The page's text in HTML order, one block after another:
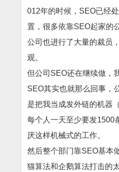
012年的时候，SEO已经
置，很多依靠SEO起家的
公司也进行了大量的裁员
观。
但公司SEO还在继续做，
SEO其实也就那么回事，
是把我当成发外链的机器
每个人一天至少要发1500
厌这样机械式的工作。
然后整个部门靠SEO基本
猫算法和企鹅算法打击的